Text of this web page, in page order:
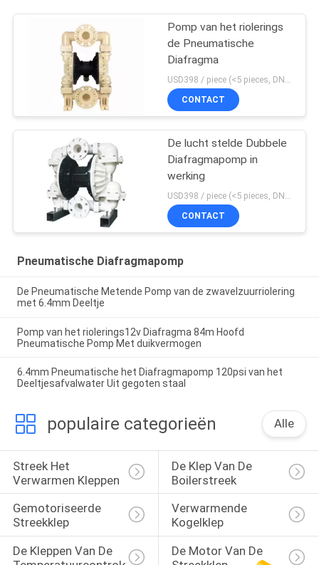
Pomp van het riolerings
de Pneumatische
Diafragma
USD398 / piece (<5 pieces, DN15-PP) MOQ:1 stukken
CONTACT
De lucht stelde Dubbele
Diafragmapomp in
werking
CONTACT
Pneumatische Diafragmapomp
De Pneumatische Metende Pomp van de zwavelzuurriolering
met 6.4mm Deeltje
Pomp van het riolerings12v Diafragma 84m Hoofd
Pneumatische Pomp Met duikvermogen
6.4mm Pneumatische het Diafragmapomp 120psi van het
Deeltjesafvalwater Uit gegoten staal
populaire categorieën Alle
Streek Het
Verwarmen Kleppen
De Klep Van De
Boilerstreek
Gemotoriseerde
Streekklep
Verwarmende
Kogelklep
De Kleppen Van De
De Motor Van De